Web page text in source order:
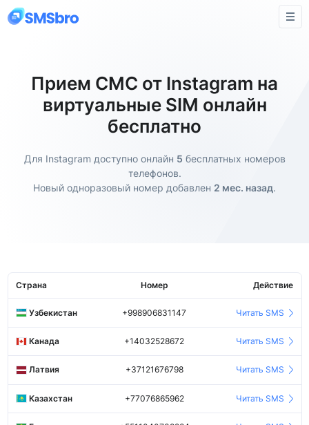
Прием СМС от Instagram на
виртуальные SIM онлайн
бесплатно
Для Instagram доступно онлайн 5 бесплатных номеров
телефонов.
Новый одноразовый номер добавлен 2 мес. назад.
Страна Номер Действие
Узбекистан +998906831147 Читать SMS
Канада +14032528672 Читать SMS
Латвия +37121676798 Читать SMS
Казахстан +77076865962 Читать SMS